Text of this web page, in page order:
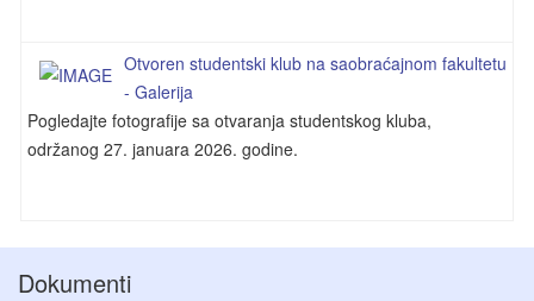
Otvoren studentski klub na saobraćajnom fakultetu
- Galerija
Pogledajte fotografije sa otvaranja studentskog kluba,
održanog 27. januara 2026. godine.
Dokumenti